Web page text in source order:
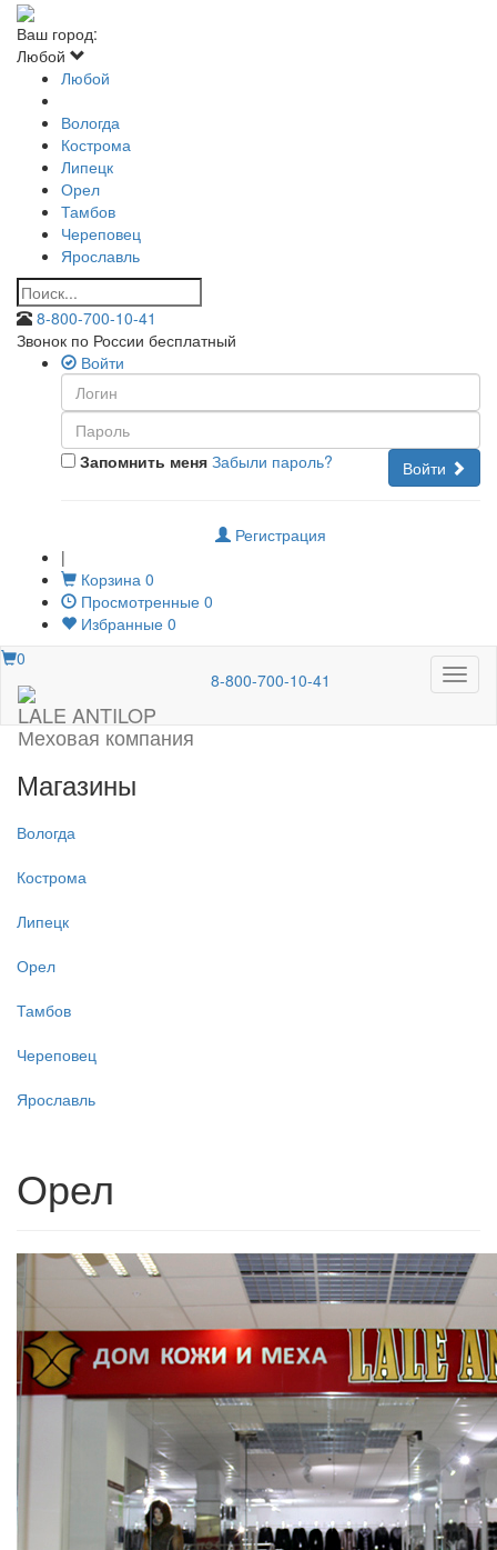
Ваш город:
Любой
Любой
Вологда
Кострома
Липецк
Орел
Тамбов
Череповец
Ярославль
8-800-700-10-41
Звонок по России бесплатный
Войти
Запомнить меня Войти
Забыли пароль?
Регистрация
|
Корзина 0
Просмотренные 0
Избранные 0
Меню
0
LALE ANTILOP
Меховая компания
8-800-700-10-41
Магазины
Вологда
Кострома
Липецк
Орел
Тамбов
Череповец
Ярославль
Орел